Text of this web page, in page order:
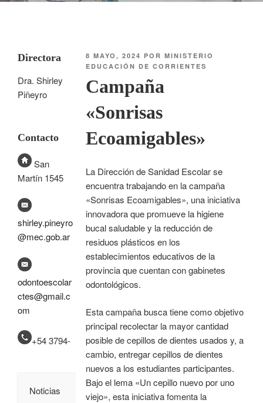
8 MAYO, 2024 PORMINISTERIO
EDUCACIÓN DE CORRIENTES
Campaña
«Sonrisas
Ecoamigables»
La Dirección de Sanidad Escolar se
encuentra trabajando en la campaña
«Sonrisas Ecoamigables», una iniciativa
innovadora que promueve la higiene
bucal saludable y la reducción de
residuos plásticos en los
establecimientos educativos de la
provincia que cuentan con gabinetes
odontológicos.
Esta campaña busca tiene como objetivo
principal recolectar la mayor cantidad
posible de cepillos de dientes usados y, a
cambio, entregar cepillos de dientes
nuevos a los estudiantes participantes.
Bajo el lema «Un cepillo nuevo por uno
viejo», esta iniciativa fomenta la
Directora
Dra. Shirley
Piñeyro
Contacto
San
Martín 1545
shirley.pineyro
@mec.gob.ar
odontoescolar
ctes@gmail.c
om
+54 3794-
Noticias